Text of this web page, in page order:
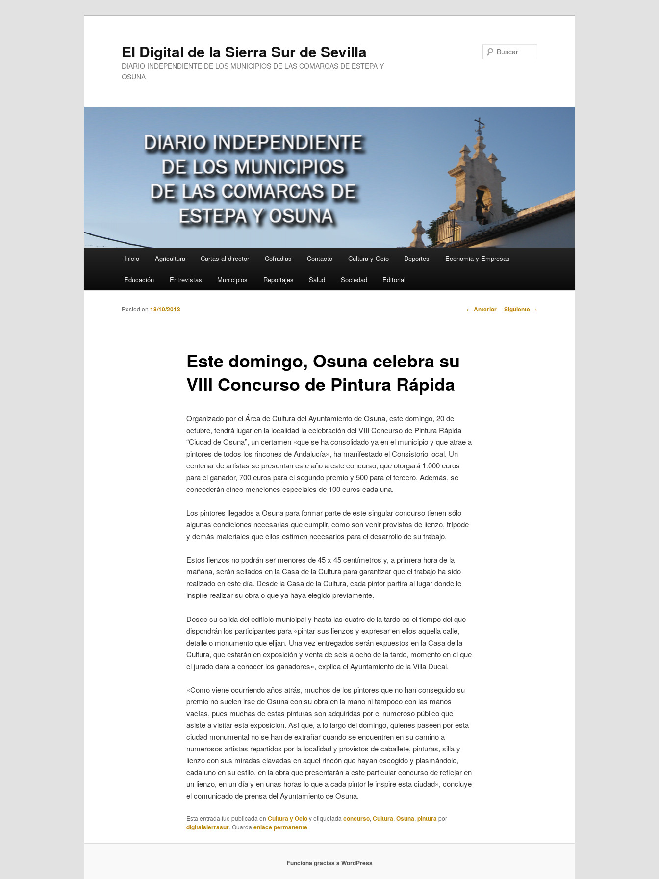
El Digital de la Sierra Sur de Sevilla
DIARIO INDEPENDIENTE DE LOS MUNICIPIOS DE LAS COMARCAS DE ESTEPA Y
OSUNA
Inicio Agricultura Cartas al director Cofradias Contacto Cultura y Ocio Deportes Economia y Empresas
Educación Entrevistas Municipios Reportajes Salud Sociedad Editorial
Navegación
← Anterior Siguiente →
Este domingo, Osuna celebra su
VIII Concurso de Pintura Rápida
Posted on 18/10/2013
Organizado por el Área de Cultura del Ayuntamiento de Osuna, este domingo, 20 de
octubre, tendrá lugar en la localidad la celebración del VIII Concurso de Pintura Rápida
“Ciudad de Osuna”, un certamen «que se ha consolidado ya en el municipio y que atrae a
pintores de todos los rincones de Andalucía», ha manifestado el Consistorio local. Un
centenar de artistas se presentan este año a este concurso, que otorgará 1.000 euros
para el ganador, 700 euros para el segundo premio y 500 para el tercero. Además, se
concederán cinco menciones especiales de 100 euros cada una.
Los pintores llegados a Osuna para formar parte de este singular concurso tienen sólo
algunas condiciones necesarias que cumplir, como son venir provistos de lienzo, trípode
y demás materiales que ellos estimen necesarios para el desarrollo de su trabajo.
Estos lienzos no podrán ser menores de 45 x 45 centímetros y, a primera hora de la
mañana, serán sellados en la Casa de la Cultura para garantizar que el trabajo ha sido
realizado en este día. Desde la Casa de la Cultura, cada pintor partirá al lugar donde le
inspire realizar su obra o que ya haya elegido previamente.
Desde su salida del edificio municipal y hasta las cuatro de la tarde es el tiempo del que
dispondrán los participantes para «pintar sus lienzos y expresar en ellos aquella calle,
detalle o monumento que elijan. Una vez entregados serán expuestos en la Casa de la
Cultura, que estarán en exposición y venta de seis a ocho de la tarde, momento en el que
el jurado dará a conocer los ganadores», explica el Ayuntamiento de la Villa Ducal.
«Como viene ocurriendo años atrás, muchos de los pintores que no han conseguido su
premio no suelen irse de Osuna con su obra en la mano ni tampoco con las manos
vacías, pues muchas de estas pinturas son adquiridas por el numeroso público que
asiste a visitar esta exposición. Así que, a lo largo del domingo, quienes paseen por esta
ciudad monumental no se han de extrañar cuando se encuentren en su camino a
numerosos artistas repartidos por la localidad y provistos de caballete, pinturas, silla y
lienzo con sus miradas clavadas en aquel rincón que hayan escogido y plasmándolo,
cada uno en su estilo, en la obra que presentarán a este particular concurso de reflejar en
un lienzo, en un día y en unas horas lo que a cada pintor le inspire esta ciudad», concluye
el comunicado de prensa del Ayuntamiento de Osuna.
Esta entrada fue publicada en Cultura y Ocioy etiquetada concurso, Cultura, Osuna, pintura por
digitalsierrasur. Guarda enlace permanente.
Funciona gracias a WordPress